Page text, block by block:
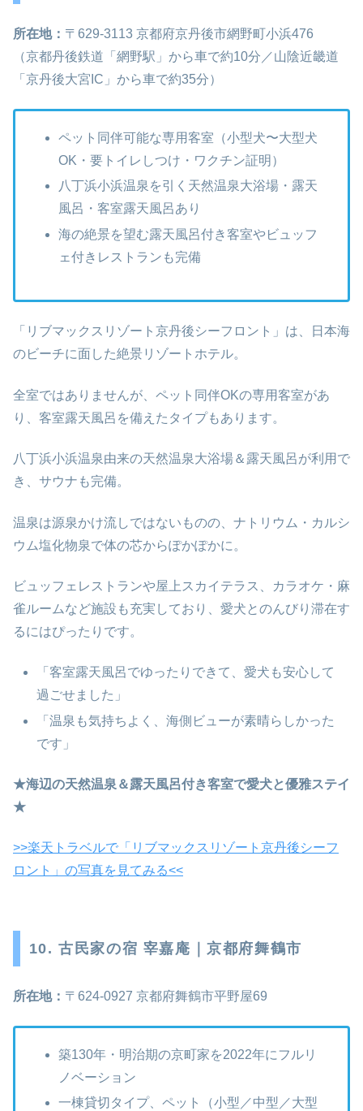
所在地： 〒629‑3113 京都府京丹後市網野町小浜476
（京都丹後鉄道「網野駅」から車で約10分／山陰近畿道
「京丹後大宮IC」から車で約35分）
ペット同伴可能な専用客室（小型犬〜大型犬
OK・要トイレしつけ・ワクチン証明）
八丁浜小浜温泉を引く天然温泉大浴場・露天
風呂・客室露天風呂あり
海の絶景を望む露天風呂付き客室やビュッフ
ェ付きレストランも完備
「リブマックスリゾート京丹後シーフロント」は、日本海
のビーチに面した絶景リゾートホテル。
全室ではありませんが、ペット同伴OKの専用客室があ
り、客室露天風呂を備えたタイプもあります。
八丁浜小浜温泉由来の天然温泉大浴場＆露天風呂が利用で
き、サウナも完備。
温泉は源泉かけ流しではないものの、ナトリウム・カルシ
ウム塩化物泉で体の芯からぽかぽかに。
ビュッフェレストランや屋上スカイテラス、カラオケ・麻
雀ルームなど施設も充実しており、愛犬とのんびり滞在す
るにはぴったりです。
「客室露天風呂でゆったりできて、愛犬も安心して
過ごせました」
「温泉も気持ちよく、海側ビューが素晴らしかった
です」
★海辺の天然温泉＆露天風呂付き客室で愛犬と優雅ステイ
★
>>楽天トラベルで「リブマックスリゾート京丹後シーフ
ロント」の写真を見てみる<<
10. 古民家の宿 宰嘉庵｜京都府舞鶴市
所在地： 〒624-0927 京都府舞鶴市平野屋69
築130年・明治期の京町家を2022年にフルリ
ノベーション
一棟貸切タイプ、ペット（小型／中型／大型